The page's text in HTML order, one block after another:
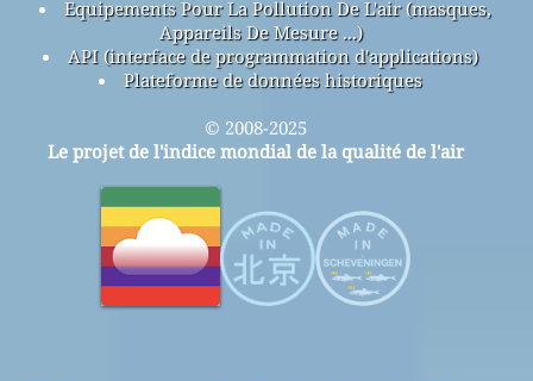
Equipements Pour La Pollution De L'air (masques,
Appareils De Mesure ...)
API (interface de programmation d'applications)
Plateforme de données historiques
© 2008-2025
Le projet de l'indice mondial de la qualité de l'air